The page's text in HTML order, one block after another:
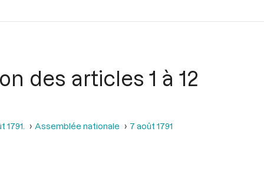
des articles 1 à 12
1791. Assemblée nationale 7 août 1791